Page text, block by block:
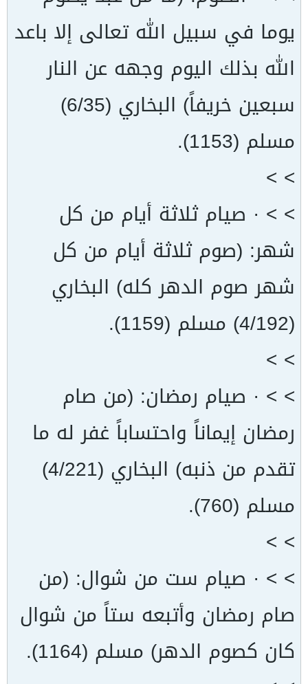
يوما في سبيل الله تعالى إلا باعد
الله بذلك اليوم وجهه عن النار
سبعين خريفاً) البخاري (6/35)
مسلم (1153).
> >
> > · صيام ثلاثة أيام من كل
شهر: (صوم ثلاثة أيام من كل
شهر صوم الدهر كله) البخاري
(4/192) مسلم (1159).
> >
> > · صيام رمضان: (من صام
رمضان إيماناً واحتساباً غفر له ما
تقدم من ذنبه) البخاري (4/221)
مسلم (760).
> >
> > · صيام ست من شوال: (من
صام رمضان وأتبعه ستاً من شوال
كان كصوم الدهر) مسلم (1164).